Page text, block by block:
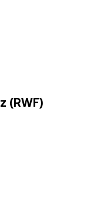
(RWF)